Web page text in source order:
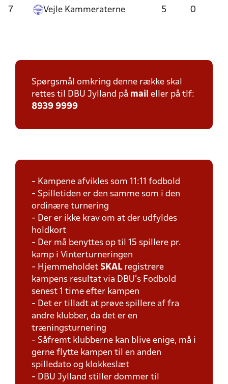
7 Vejle Kammeraterne 5 0
Spørgsmål omkring denne række skal
rettes til DBU Jylland på mail eller på tlf:
8939 9999
- Kampene afvikles som 11:11 fodbold
- Spilletiden er den samme som i den
ordinære turnering
- Der er ikke krav om at der udfyldes
holdkort
- Der må benyttes op til 15 spillere pr.
kamp i Vinterturneringen
- Hjemmeholdet SKAL registrere
kampens resultat via DBU's Fodbold
senest 1 time efter kampen
- Det er tilladt at prøve spillere af fra
andre klubber, da det er en
træningsturnering
- Såfremt klubberne kan blive enige, må i
gerne flytte kampen til en anden
spilledato og klokkeslæt
- DBU Jylland stiller dommer til